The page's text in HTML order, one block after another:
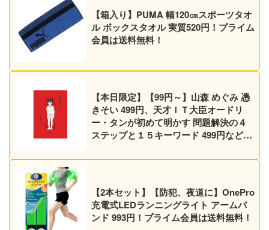
【箱入り】PUMA 幅120㎝スポーツタオ
ル ボックスタオル 実質520円！プライム
会員は送料無料！
【本日限定】【99円～】山森 めぐみ 憑
きそい 499円、天才ＩＴ大臣オードリ
ー・タンが初めて明かす 問題解決の４
ステップと１５キーワード 499円など30
【2本セット】【防犯、夜道に】OnePro
充電式LEDランニングライト アームバ
ンド 993円！プライム会員は送料無料！